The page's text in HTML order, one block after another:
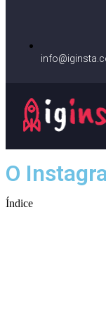
O
Índice